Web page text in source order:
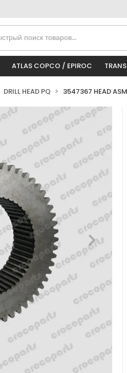
ATLAS COPCO / EPIROC
DRILL HEAD PQ 3547367 HEAD